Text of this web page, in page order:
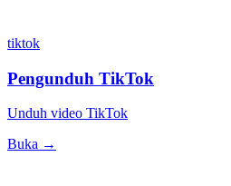
tiktok
Pengunduh TikTok
Unduh video TikTok
Buka →